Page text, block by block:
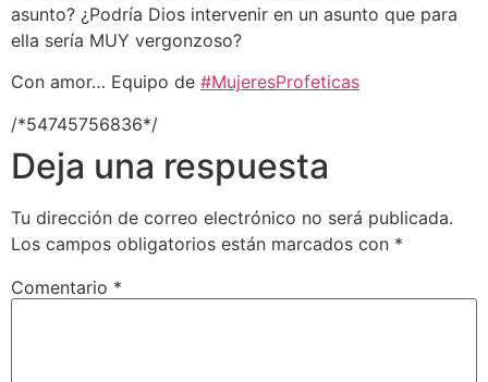
asunto? ¿Podría Dios intervenir en un asunto que para
ella sería MUY vergonzoso?
Con amor… Equipo de #MujeresProfeticas
/*54745756836*/
Deja una respuesta
Tu dirección de correo electrónico no será publicada.
Los campos obligatorios están marcados con *
Comentario *